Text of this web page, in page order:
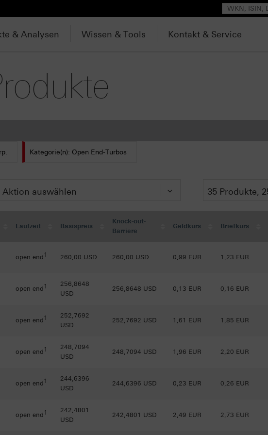
Suche
& Analysen Wissen & Tools Kontakt & Service
Kategorie(n): Open End-Turbos
Laufzeit Basispreis
Knock-out-
Barriere
Geldkurs Briefkurs
open end1 260,00 USD 260,00 USD 0,99 EUR 1,23 EUR
open end1
256,8648
USD
256,8648 USD 0,13 EUR 0,16 EUR
open end1
252,7692
USD
252,7692 USD 1,61 EUR 1,85 EUR
open end1
248,7094
USD
248,7094 USD 1,96 EUR 2,20 EUR
open end1
244,6396
USD
244,6396 USD 0,23 EUR 0,26 EUR
open end1
242,4801
USD
242,4801 USD 2,49 EUR 2,73 EUR